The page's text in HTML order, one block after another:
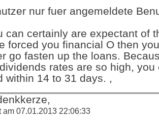
nur fuer angemeldete
can certainly are expectant of
forced you financial O then
go fasten up the loans.
rates are so high, you
within 14 to 31 days. ,
am 07.01.2013 22:06:33